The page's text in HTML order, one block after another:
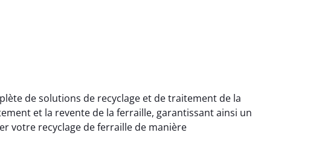
de solutions de recyclage et de traitement de la
et la revente de la ferraille, garantissant ainsi un
votre recyclage de ferraille de manière